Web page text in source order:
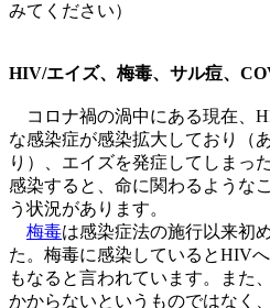
みてください）
HIV/エイズ、梅毒、サル痘、
コロナ禍の渦中にある現在、
な感染症が感染拡大しており（
り）、エイズを発症してしまっ
感染すると、命に関わるような
う状況があります。
梅毒は感染症法の施行以来初
た。梅毒に感染しているとHIV
もなると言われています。また
かからないというものではなく